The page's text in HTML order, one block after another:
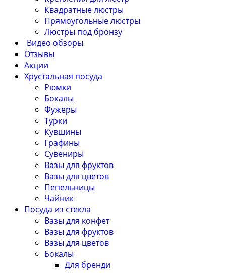
Квадратные люстры
Прямоугольные люстры
Люстры под бронзу
Видео обзоры
Отзывы
Акции
Хрустальная посуда
Рюмки
Бокалы
Фужеры
Турки
Кувшины
Графины
Сувениры
Вазы для фруктов
Вазы для цветов
Пепельницы
Чайник
Посуда из стекла
Вазы для конфет
Вазы для фруктов
Вазы для цветов
Бокалы
Для бренди